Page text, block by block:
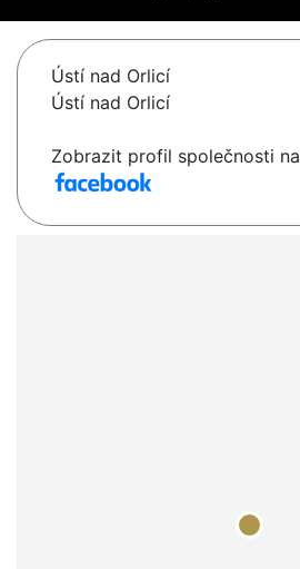
Ústí nad Orlicí
Ústí nad Orlicí
Zobrazit profil společnosti na